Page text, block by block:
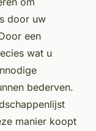
door uw
een
wat u
bederven.
manier koopt